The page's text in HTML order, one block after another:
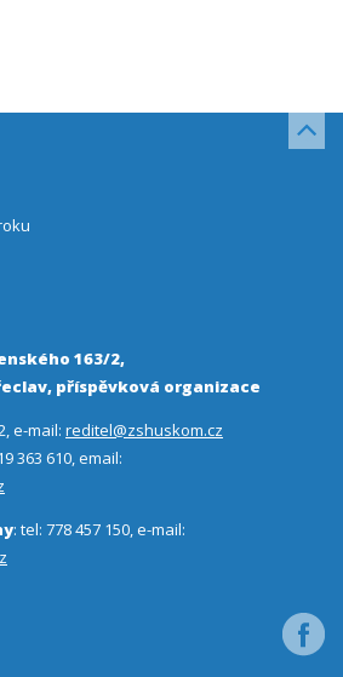
163/2,
příspěvková organizace
e-mail: reditel@zshuskom.cz
363 610, email:
: tel: 778 457 150, e-mail: